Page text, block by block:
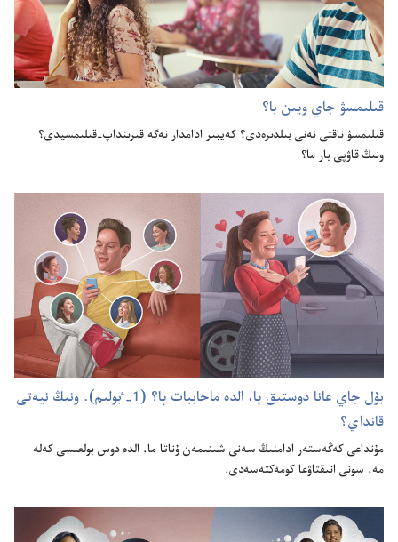
قىلىمسۋ جاي ويىن با؟‏
قىلىمسۋ ناقتى نە‌نى بىلدىرە‌دى؟‏ كە‌يبىر ادامدار نە‌گە قىرىنداپ-‏قىلىمسيدى؟‏
ونىڭ قاۋپى بار ما؟‏
بۇ‌ل جاي عانا دوستىق پا،‏ الدە ماحاببات پا؟‏ (‏1-‏ٴ‌بولىم)‏.‏ ونىڭ نيە‌تى
قانداي؟‏
مۇ‌نداعى كە‌ڭە‌ستە‌ر ادامنىڭ سە‌نى شىنىمە‌ن ۇ‌ناتا ما،‏ الدە دوس بولعىسى كە‌لە
مە،‏ سونى انىقتاۋعا كومە‌كتە‌سە‌دى.‏